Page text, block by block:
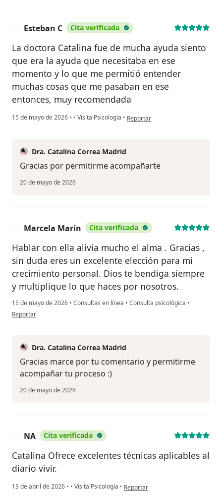
Esteban C Cita verificada
La doctora Catalina fue de mucha ayuda siento
que era la ayuda que necesitaba en ese
momento y lo que me permitió entender
muchas cosas que me pasaban en ese
entonces, muy recomendada
15 de mayo de 2026 • • Visita Psicología • en opinión del usuario Esteban C
Reportar
Dra. Catalina Correa Madrid
Gracias por permitirme acompañarte
20 de mayo de 2026
Marcela Marín Cita verificada
Hablar con ella alivia mucho el alma . Gracias ,
sin duda eres un excelente elección para mi
crecimiento personal. Dios te bendiga siempre
y multiplique lo que haces por nosotros.
15 de mayo de 2026 • Consultas en línea • Consulta psicológica •
en opinión del usuario Marcela Marín
Reportar
Dra. Catalina Correa Madrid
Gracias marce por tu comentario y permitirme
acompañar tu proceso :)
20 de mayo de 2026
NA Cita verificada
Catalina Ofrece excelentes técnicas aplicables al
diario vivir.
13 de abril de 2026 • • Visita Psicología • en opinión del usuario NA
Reportar